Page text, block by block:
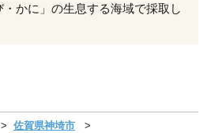
かに」の生息する海域で採取し
佐賀県神埼市